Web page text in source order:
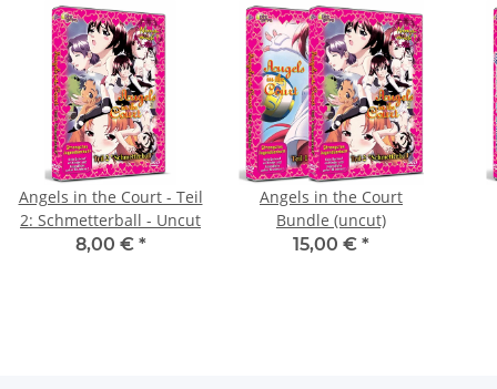
Angels in the Court - Teil
2: Schmetterball - Uncut
8,00 € *
Angels in the Court
Bundle (uncut)
15,00 € *